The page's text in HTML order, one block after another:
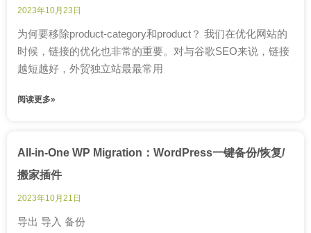
2023年10月23日
为何要移除product-category和product？ 我们在优化网站的
时候，链接的优化也非常的重要。对与谷歌SEO来说，链接
越短越好，外贸独立站最最常用
阅读更多»
All-in-One WP Migration：WordPress一键备份/恢复/
搬家插件
2023年10月21日
导出 导入 备份